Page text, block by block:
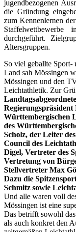
jugendbezogenen
die Gründung
zum Kennenlernen
Staffelwettbewerbe
durchgeführt.
Altersgruppen.
So viel geballte Sport-
Land sah Mössingen
Mössingen und den
Leichtathletik. Zur
Regierungspräsident
Württembergischen
des
Scholz, der Leiter
Council des
Digel, Vertreter des
Vertretung von
Stellvertreter Max
Dazu die
Schmitz sowie
Und alle waren voll
Mössingen ist eine
Das betrifft sowohl
als auch konkret den